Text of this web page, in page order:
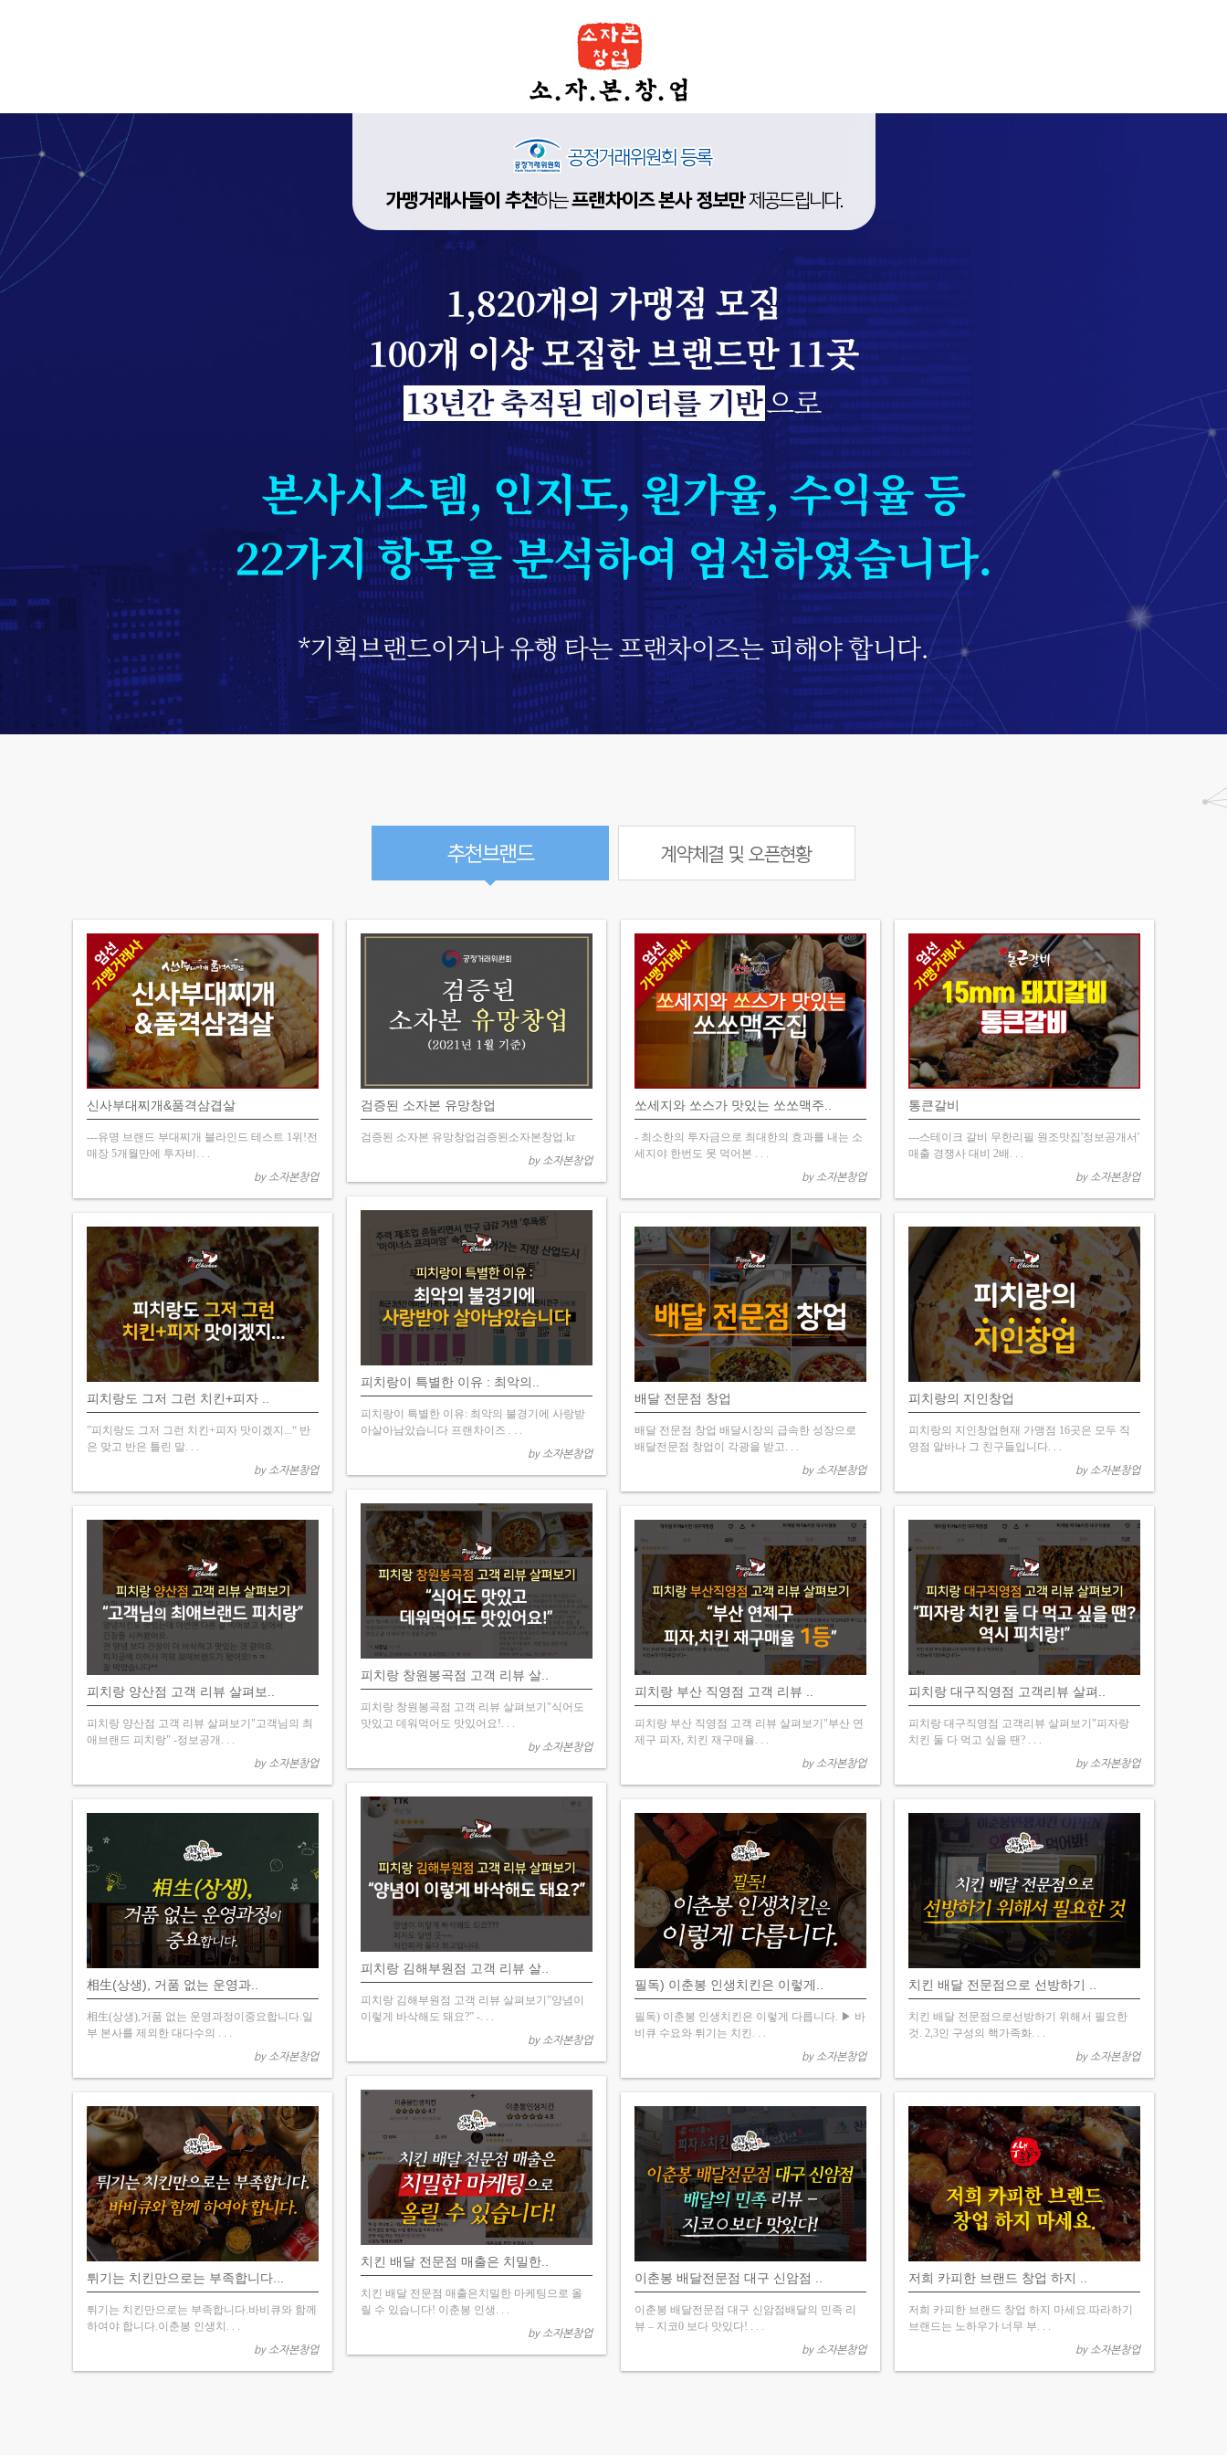
신사부대찌개&품격삼겹살
---유명 브랜드 부대찌개 블라인드 테스트 1위!전
매장 5개월만에 투자비. . .
by 소자본창업
검증된 소자본 유망창업
검증된 소자본 유망창업검증된소자본창업.kr
by 소자본창업
쏘세지와 쏘스가 맛있는 쏘쏘맥주..
- 최소한의 투자금으로 최대한의 효과를 내는 소
세지야 한번도 못 먹어본 . . .
by 소자본창업
통큰갈비
---스테이크 갈비 무한리필 원조맛집'정보공개서'
매출 경쟁사 대비 2배. . .
by 소자본창업
피치랑이 특별한 이유 : 최악의..
피치랑이 특별한 이유: 최악의 불경기에 사랑받
아살아남았습니다 프랜차이즈 . . .
by 소자본창업
피치랑도 그저 그런 치킨+피자 ..
”피치랑도 그저 그런 치킨+피자 맛이겠지...“ 반
은 맞고 반은 틀린 말. . .
by 소자본창업
배달 전문점 창업
배달 전문점 창업 배달시장의 급속한 성장으로
배달전문점 창업이 각광을 받고. . .
by 소자본창업
피치랑의 지인창업
피치랑의 지인창업현재 가맹점 16곳은 모두 직
영점 알바나 그 친구들입니다. . .
by 소자본창업
피치랑 창원봉곡점 고객 리뷰 살..
피치랑 창원봉곡점 고객 리뷰 살펴보기"식어도
맛있고 데워먹어도 맛있어요!. . .
by 소자본창업
피치랑 양산점 고객 리뷰 살펴보..
피치랑 양산점 고객 리뷰 살펴보기"고객님의 최
애브랜드 피치랑" -정보공개. . .
by 소자본창업
피치랑 부산 직영점 고객 리뷰 ..
피치랑 부산 직영점 고객 리뷰 살펴보기"부산 연
제구 피자, 치킨 재구매율. . .
by 소자본창업
피치랑 대구직영점 고객리뷰 살펴..
피치랑 대구직영점 고객리뷰 살펴보기"피자랑
치킨 둘 다 먹고 싶을 땐? . . .
by 소자본창업
피치랑 김해부원점 고객 리뷰 살..
피치랑 김해부원점 고객 리뷰 살펴보기”양념이
이렇게 바삭해도 돼요?” -. . .
by 소자본창업
相生(상생), 거품 없는 운영과..
相生(상생),거품 없는 운영과정이중요합니다.일
부 본사를 제외한 대다수의 . . .
by 소자본창업
필독) 이춘봉 인생치킨은 이렇게..
필독) 이춘봉 인생치킨은 이렇게 다릅니다. ▶ 바
비큐 수요와 튀기는 치킨. . .
by 소자본창업
치킨 배달 전문점으로 선방하기 ..
치킨 배달 전문점으로선방하기 위해서 필요한
것. 2,3인 구성의 핵가족화. . .
by 소자본창업
치킨 배달 전문점 매출은 치밀한..
치킨 배달 전문점 매출은치밀한 마케팅으로 올
릴 수 있습니다! 이춘봉 인생. . .
by 소자본창업
튀기는 치킨만으로는 부족합니다...
튀기는 치킨만으로는 부족합니다.바비큐와 함께
하여야 합니다.이춘봉 인생치. . .
by 소자본창업
이춘봉 배달전문점 대구 신암점 ..
이춘봉 배달전문점 대구 신암점배달의 민족 리
뷰 – 지코0 보다 맛있다! . . .
by 소자본창업
저희 카피한 브랜드 창업 하지 ..
저희 카피한 브랜드 창업 하지 마세요.따라하기
브랜드는 노하우가 너무 부. . .
by 소자본창업